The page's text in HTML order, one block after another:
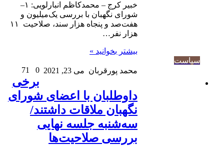
خبیر کرج – محمدکاظم انبارلویی: ۱–
شورای نگهبان با بررسی یک‌میلیون و
هفت‌صد و پنجاه هزار سند، صلاحیت ۱۱
هزار نفر…
بیشتر بخوانید »
سیاست
محمد پورقربان می 23, 2021 0
برخی
داوطلبان با اعضای شورای
نگهبان ملاقات داشتند/
سه‌شنبه جلسه‌ نهایی
بررسی صلاحیت‌ها